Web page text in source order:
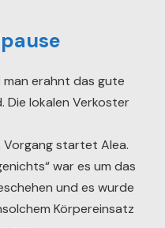
man erahnt das gute
Die lokalen Verkoster
Vorgang startet Alea.
war es um das
und es wurde
Körpereinsatz